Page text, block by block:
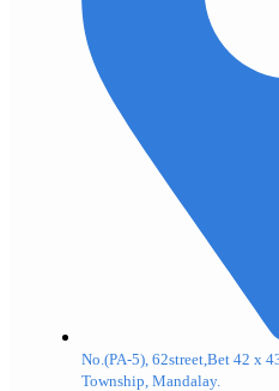
No.(PA-5), 62street,Bet 42 x
Township, Mandalay.